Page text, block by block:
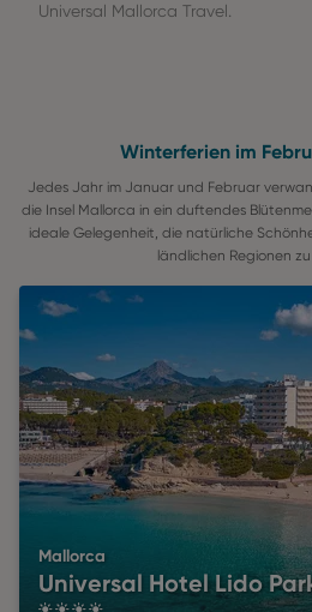
Universal Mallorca Travel.
Winterferien im
Jedes Jahr im Januar und Februar
die Insel Mallorca in ein duftendes
ideale Gelegenheit, die natürliche
ländlichen Regionen
Mallorca
Universal Hotel Lido